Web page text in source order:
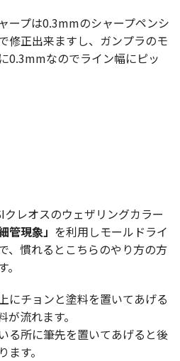
ープは0.3mmのシャープペンシ
修正出来ますし、ガンプラのモ
0.3mmなのでライン幅にピッ
レオスのウェザリングカラー
管現象」 を利用しモールドライ
、慣れるとこちらのやり方の方
にチョンと塗料を置いてあげる
流れます。
る所に筆先を置いてあげると後
す。